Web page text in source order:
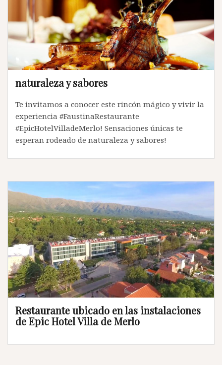
naturaleza y sabores
Te invitamos a conocer este rincón mágico y vivir la
experiencia #FaustinaRestaurante
#EpicHotelVilladeMerlo! Sensaciones únicas te
esperan rodeado de naturaleza y sabores!
Restaurante ubicado en las instalaciones
de Epic Hotel Villa de Merlo